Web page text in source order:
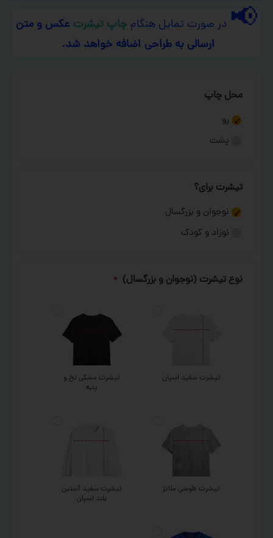
📢 در صورت تمایل هنگام چاپ تیشرت عکس و متن
ارسالی به طراحی اضافه خواهد شد.
محل چاپ
رو
پشت
تیشرت برای؟
نوجوان و بزرگسال
نوزاد و کودک
نوع تیشرت (نوجوان و بزرگسال) *
تیشرت سفید اسپان
تیشرت مشکی نخ و
پنبه
تیشرت طوسی ملانژ
تیشرت سفید آستین
بلند اسپان